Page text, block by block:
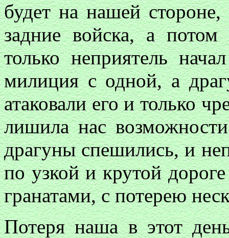
будет на нашей
задние войска, а потом
только неприятель
милиция с одной, а
атаковали его и только
лишила нас возможности
драгуны спешились, и
по узкой и крутой
гранатами, с потерею
Потеря наша в этот